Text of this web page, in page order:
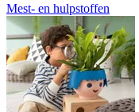
Mest- en hulpstoffen